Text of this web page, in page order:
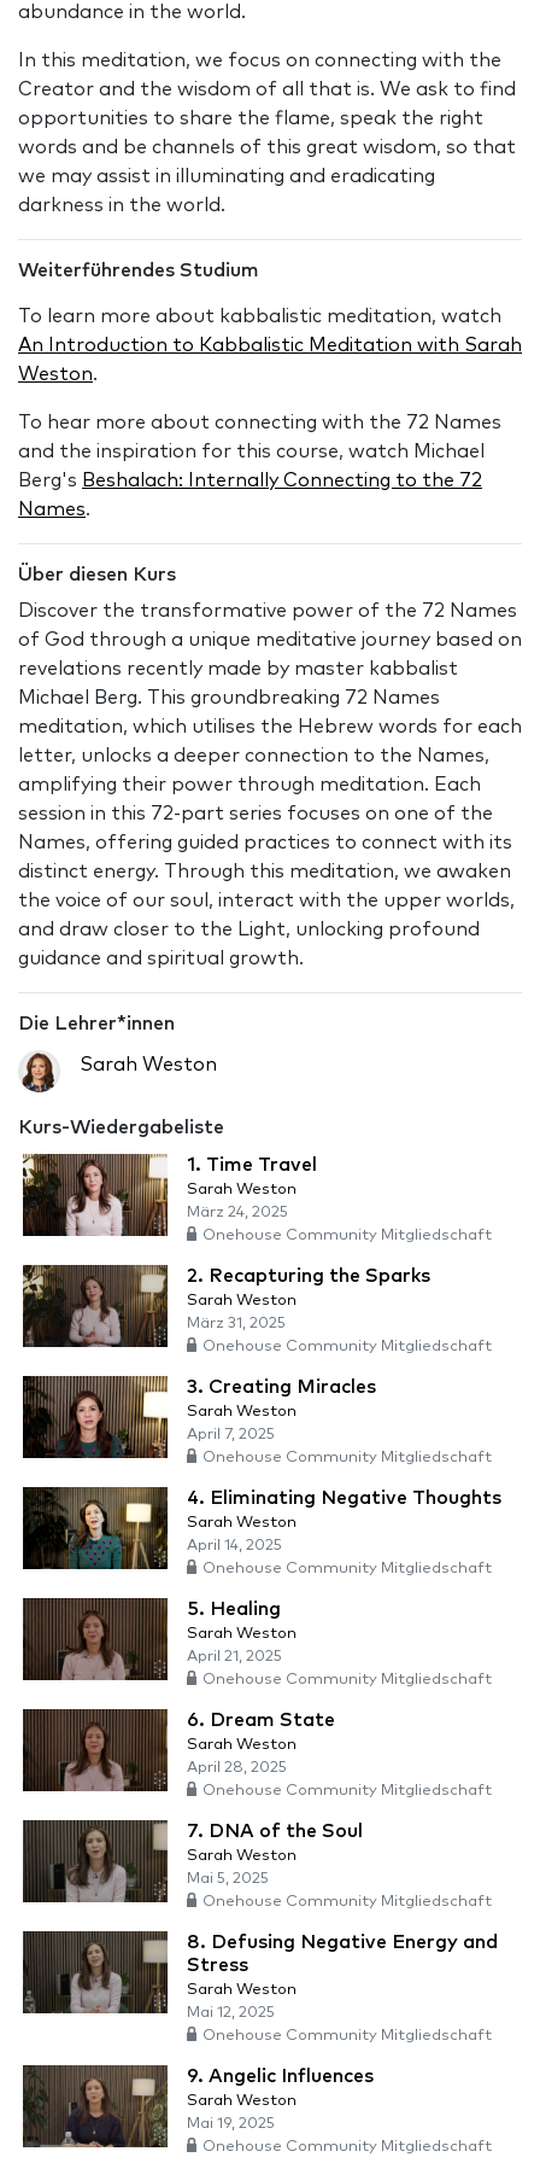
abundance in the world.
In this meditation, we focus on connecting with the
Creator and the wisdom of all that is. We ask to find
opportunities to share the flame, speak the right
words and be channels of this great wisdom, so that
we may assist in illuminating and eradicating
darkness in the world.
Weiterführendes Studium
To learn more about kabbalistic meditation, watch
An Introduction to Kabbalistic Meditation with Sarah
Weston.
To hear more about connecting with the 72 Names
and the inspiration for this course, watch Michael
Berg's Beshalach: Internally Connecting to the 72
Names.
Über diesen Kurs
Discover the transformative power of the 72 Names
of God through a unique meditative journey based on
revelations recently made by master kabbalist
Michael Berg. This groundbreaking 72 Names
meditation, which utilises the Hebrew words for each
letter, unlocks a deeper connection to the Names,
amplifying their power through meditation. Each
session in this 72-part series focuses on one of the
Names, offering guided practices to connect with its
distinct energy. Through this meditation, we awaken
the voice of our soul, interact with the upper worlds,
and draw closer to the Light, unlocking profound
guidance and spiritual growth.
Die Lehrer*innen
Sarah Weston
Kurs-Wiedergabeliste
1. Time Travel
Sarah Weston
März 24, 2025
Onehouse Community Mitgliedschaft
2. Recapturing the Sparks
Sarah Weston
März 31, 2025
Onehouse Community Mitgliedschaft
3. Creating Miracles
Sarah Weston
April 7, 2025
Onehouse Community Mitgliedschaft
4. Eliminating Negative Thoughts
Sarah Weston
April 14, 2025
Onehouse Community Mitgliedschaft
5. Healing
Sarah Weston
April 21, 2025
Onehouse Community Mitgliedschaft
6. Dream State
Sarah Weston
April 28, 2025
Onehouse Community Mitgliedschaft
7. DNA of the Soul
Sarah Weston
Mai 5, 2025
Onehouse Community Mitgliedschaft
8. Defusing Negative Energy and
Stress
Sarah Weston
Mai 12, 2025
Onehouse Community Mitgliedschaft
9. Angelic Influences
Sarah Weston
Mai 19, 2025
Onehouse Community Mitgliedschaft